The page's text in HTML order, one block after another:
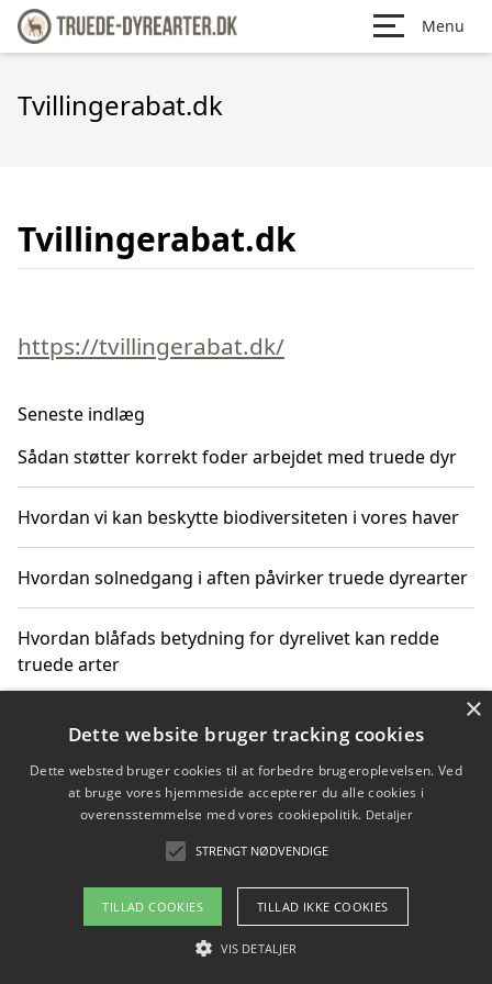
Menu
Tvillingerabat.dk
Tvillingerabat.dk
https://tvillingerabat.dk/
Seneste indlæg
Sådan støtter korrekt foder arbejdet med truede dyr
Hvordan vi kan beskytte biodiversiteten i vores haver
Hvordan solnedgang i aften påvirker truede dyrearter
Hvordan blåfads betydning for dyrelivet kan redde
truede arter
Hvordan kan gaver til unge voksne støtte bevarelsen
Copyright 2026 - Pilanto Aps
Om / kontakt
Blog Betingelser
×
Dette website bruger tracking cookies
Dette websted bruger cookies til at forbedre brugeroplevelsen. Ved
at bruge vores hjemmeside accepterer du alle cookies i
overensstemmelse med vores cookiepolitik. Detaljer
STRENGT NØDVENDIGE
TILLAD COOKIES TILLAD IKKE COOKIES
VIS DETALJER